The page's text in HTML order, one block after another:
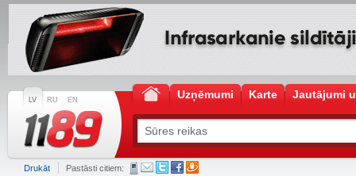
LV RU EN Uzņēmumi Karte Jautājumi
Drukāt Pastāsti citiem: